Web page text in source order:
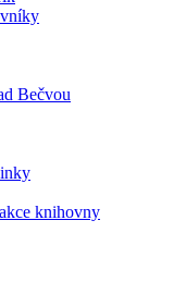
Bečvou
knihovny